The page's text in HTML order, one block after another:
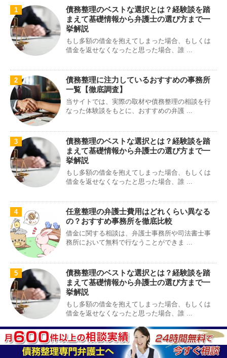
1
債務整理のベストな選択とは？経験談を踏
まえて基礎情報から弁護士の選び方まで一
挙解説
もし多額の借金を抱えてしまった場合、もしくは
借金を返せなくなったと思った場合、誰 ...
2
債務整理に注力しているおすすめの事務所
一覧【徹底調査】
当サイトでは、実際の取材や債務整理の相談を行
なった体験談をもとに、おすすめの弁護 ...
3
債務整理のベストな選択とは？経験談を踏
まえて基礎情報から弁護士の選び方まで一
挙解説
もし多額の借金を抱えてしまった場合、もしくは
借金を返せなくなったと思った場合、誰 ...
4
任意整理の弁護士費用はどれくらい異なる
の？おすすめ事務所を徹底比較
借金に関する相談は、弁護士事務所や司法書士事
務所において無料で行なうことができま ...
5
債務整理のベストな選択とは？経験談を踏
まえて基礎情報から弁護士の選び方まで一
挙解説
もし多額の借金を抱えてしまった場合、もしくは
借金を返せなくなったと思った場合、誰 ...
6
ひばり法律事務所の評判・口コミを徹底分
析 直接取材でわかった依頼するメリッ